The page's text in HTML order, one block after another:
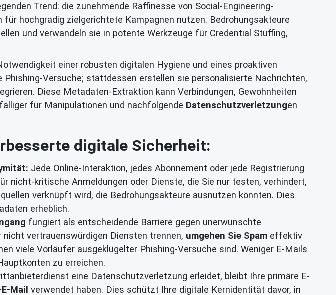
Trend: die zunehmende Raffinesse von Social-Engineering-
hochgradig zielgerichtete Kampagnen nutzen. Bedrohungsakteure
und verwandeln sie in potente Werkzeuge für Credential Stuffing,
einer robusten digitalen Hygiene und eines proaktiven
Versuche; stattdessen erstellen sie personalisierte Nachrichten,
Diese Metadaten-Extraktion kann Verbindungen, Gewohnheiten
für Manipulationen und nachfolgende Datenschutzverletzungen
digitale Sicherheit:
Jede Online-Interaktion, jedes Abonnement oder jede Registrierung
nicht-kritische Anmeldungen oder Dienste, die Sie nur testen, verhindert,
verknüpft wird, die Bedrohungsakteure ausnutzen könnten. Dies
erheblich.
fungiert als entscheidende Barriere gegen unerwünschte
nicht vertrauenswürdigen Diensten trennen, umgehen Sie Spam effektiv
viele Vorläufer ausgeklügelter Phishing-Versuche sind. Weniger E-Mails
zu erreichen.
eine Datenschutzverletzung erleidet, bleibt Ihre primäre E-
Mail verwendet haben. Dies schützt Ihre digitale Kernidentität davor, in